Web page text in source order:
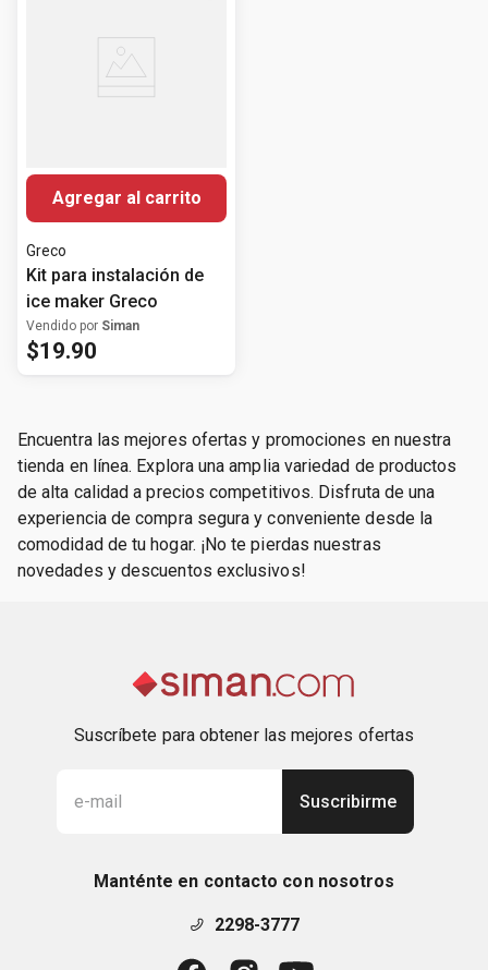
Agregar al carrito
Greco
Kit para instalación de
ice maker Greco
Vendido por Siman
$19.90
Encuentra las mejores ofertas y promociones en nuestra
tienda en línea. Explora una amplia variedad de productos
de alta calidad a precios competitivos. Disfruta de una
experiencia de compra segura y conveniente desde la
comodidad de tu hogar. ¡No te pierdas nuestras
novedades y descuentos exclusivos!
Suscríbete para obtener las mejores ofertas
Suscribirme
Manténte en contacto con nosotros
2298-3777